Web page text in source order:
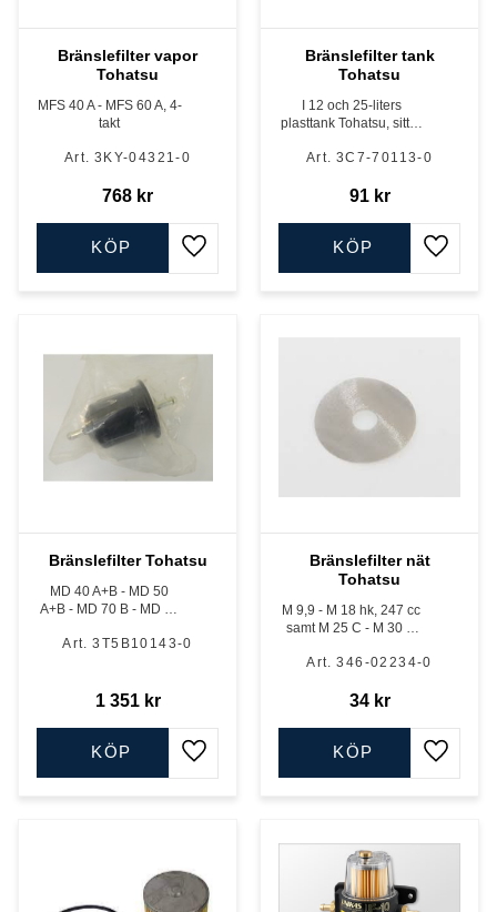
Bränslefilter vapor
Tohatsu
MFS 40 A - MFS 60 A, 4-
takt
3KY-04321-0
768 kr
Lägg till i favoriter
KÖP
Bränslefilter tank
Tohatsu
I 12 och 25-liters
plasttank Tohatsu, sitter
3C7-70113-0
91kr
Lägg
KÖP
Bränslefilter Tohatsu
MD 40 A+B - MD 50
A+B - MD 70 B - MD 90
MD 115 A2, TLDI,
3T5B10143-0
1 351kr
Lägg till i favoriter
KÖP
Bränslefilter nät
Tohatsu
M 9,9 - M 18 hk, 247 cc
samt M 25 C - M 30 A,
insatsfilter
346-02234-0
34kr
Lägg
KÖP